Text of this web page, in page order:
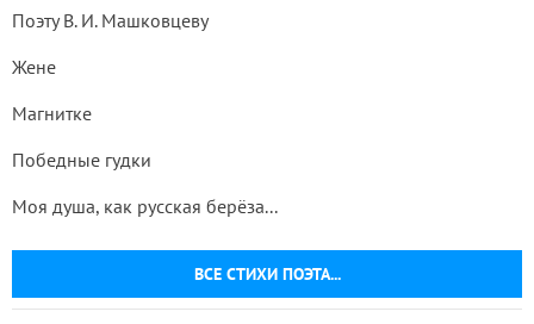
ВСЕ СТИХИ ПОЭТА...
Поэту В. И. Машковцеву
Жене
Магнитке
Победные гудки
Моя душа, как русская берёза...